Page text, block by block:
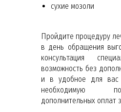
сухие мозоли
Пройдите процедуру
в день обращения
консультация
возможность без
и в удобное для вас
необходимую
дополнительных оплат